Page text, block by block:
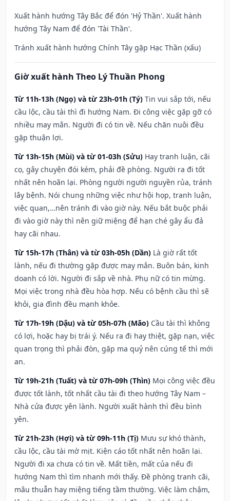
Xuất hành hướng Tây Bắc để đón 'Hỷ Thần'. Xuất hành
hướng Tây Nam để đón 'Tài Thần'.
Tránh xuất hành hướng Chính Tây gặp Hạc Thần (xấu)
Giờ xuất hành Theo Lý Thuần Phong
Từ 11h-13h (Ngọ) và từ 23h-01h (Tý) Tin vui sắp tới, nếu
cầu lộc, cầu tài thì đi hướng Nam. Đi công việc gặp gỡ có
nhiều may mắn. Người đi có tin về. Nếu chăn nuôi đều
gặp thuận lợi.
Từ 13h-15h (Mùi) và từ 01-03h (Sửu) Hay tranh luận, cãi
cọ, gây chuyện đói kém, phải đề phòng. Người ra đi tốt
nhất nên hoãn lại. Phòng người người nguyền rủa, tránh
lây bệnh. Nói chung những việc như hội họp, tranh luận,
việc quan,…nên tránh đi vào giờ này. Nếu bắt buộc phải
đi vào giờ này thì nên giữ miệng để hạn ché gây ẩu đả
hay cãi nhau.
Từ 15h-17h (Thân) và từ 03h-05h (Dần) Là giờ rất tốt
lành, nếu đi thường gặp được may mắn. Buôn bán, kinh
doanh có lời. Người đi sắp về nhà. Phụ nữ có tin mừng.
Mọi việc trong nhà đều hòa hợp. Nếu có bệnh cầu thì sẽ
khỏi, gia đình đều mạnh khỏe.
Từ 17h-19h (Dậu) và từ 05h-07h (Mão) Cầu tài thì không
có lợi, hoặc hay bị trái ý. Nếu ra đi hay thiệt, gặp nạn, việc
quan trọng thì phải đòn, gặp ma quỷ nên cúng tế thì mới
an.
Từ 19h-21h (Tuất) và từ 07h-09h (Thìn) Mọi công việc đều
được tốt lành, tốt nhất cầu tài đi theo hướng Tây Nam –
Nhà cửa được yên lành. Người xuất hành thì đều bình
yên.
Từ 21h-23h (Hợi) và từ 09h-11h (Tị) Mưu sự khó thành,
cầu lộc, cầu tài mờ mịt. Kiện cáo tốt nhất nên hoãn lại.
Người đi xa chưa có tin về. Mất tiền, mất của nếu đi
hướng Nam thì tìm nhanh mới thấy. Đề phòng tranh cãi,
mâu thuẫn hay miệng tiếng tầm thường. Việc làm chậm,